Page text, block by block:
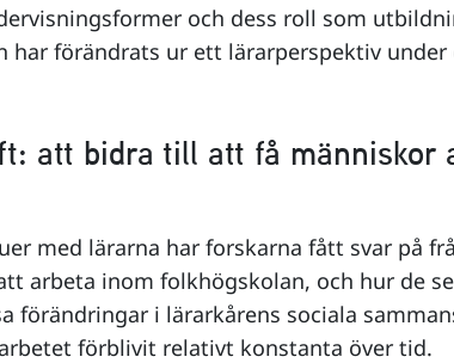
och dess roll som
förändrats ur ett lärarperspektiv under
att bidra till att få människor
med lärarna har forskarna fått svar på
arbeta inom folkhögskolan, och hur de
förändringar i lärarkårens sociala
förblivit relativt konstanta över tid.